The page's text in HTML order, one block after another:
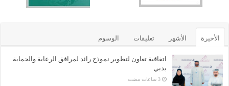
الأخيرة الأشهر تعليقات الوسوم
اتفاقية تعاون لتطوير نموذج رائد لمرافق الرعاية والحماية
بدبي
‏3 ساعات مضت